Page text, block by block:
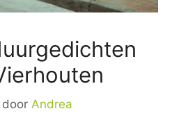
door Andrea